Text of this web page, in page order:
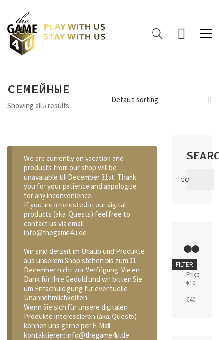
СЕМЕЙНЫЕ
Showing all 5 results
Default sorting
We are currently on vacation and
products from our shop will be
unavailable till December 31st. Thank
you for your patience and appologize
for any inconvenience.
If you are interested in our digital
products (aka. Quests) feel free to
contact us via email
info@thegame4u.de
Wir sind derzeit im Urlaub und Produkte
aus unserem Shop stehen bis zum 31.
December nicht zur Verfügung. Vielen
Dank für Ihre Geduld und wir bitten Sie
um Entschuldigung für eventuelle
Unannehmlichkeiten.
Wenn Sie sich für unsere digitalen
Produkte interessieren (aka. Quests)
können uns gerne per E-Mail
kontaktieren: info@thegame4u.de
for:
GO
Min
price
Max
price
FILTER
Price:
€10
—
€40